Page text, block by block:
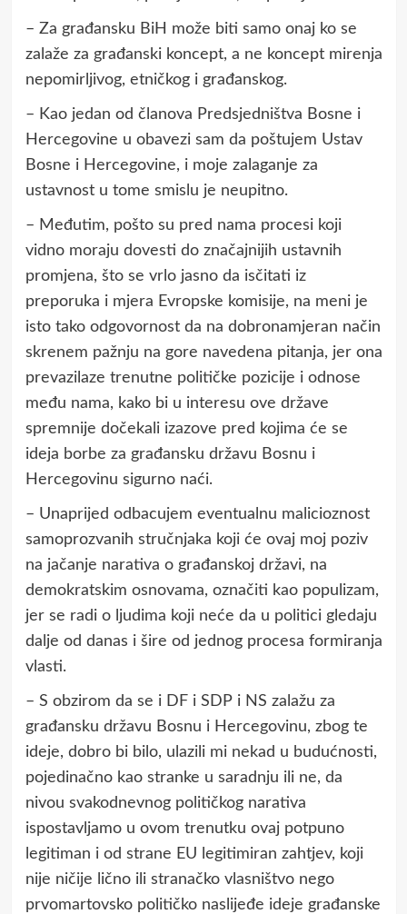
– Za građansku BiH može biti samo onaj ko se
zalaže za građanski koncept, a ne koncept mirenja
nepomirljivog, etničkog i građanskog.
– Kao jedan od članova Predsjedništva Bosne i
Hercegovine u obavezi sam da poštujem Ustav
Bosne i Hercegovine, i moje zalaganje za
ustavnost u tome smislu je neupitno.
– Međutim, pošto su pred nama procesi koji
vidno moraju dovesti do značajnijih ustavnih
promjena, što se vrlo jasno da isčitati iz
preporuka i mjera Evropske komisije, na meni je
isto tako odgovornost da na dobronamjeran način
skrenem pažnju na gore navedena pitanja, jer ona
prevazilaze trenutne političke pozicije i odnose
među nama, kako bi u interesu ove države
spremnije dočekali izazove pred kojima će se
ideja borbe za građansku državu Bosnu i
Hercegovinu sigurno naći.
– Unaprijed odbacujem eventualnu malicioznost
samoprozvanih stručnjaka koji će ovaj moj poziv
na jačanje narativa o građanskoj državi, na
demokratskim osnovama, označiti kao populizam,
jer se radi o ljudima koji neće da u politici gledaju
dalje od danas i šire od jednog procesa formiranja
vlasti.
– S obzirom da se i DF i SDP i NS zalažu za
građansku državu Bosnu i Hercegovinu, zbog te
ideje, dobro bi bilo, ulazili mi nekad u budućnosti,
pojedinačno kao stranke u saradnju ili ne, da
nivou svakodnevnog političkog narativa
ispostavljamo u ovom trenutku ovaj potpuno
legitiman i od strane EU legitimiran zahtjev, koji
nije ničije lično ili stranačko vlasništvo nego
prvomartovsko političko naslijeđe ideje građanske